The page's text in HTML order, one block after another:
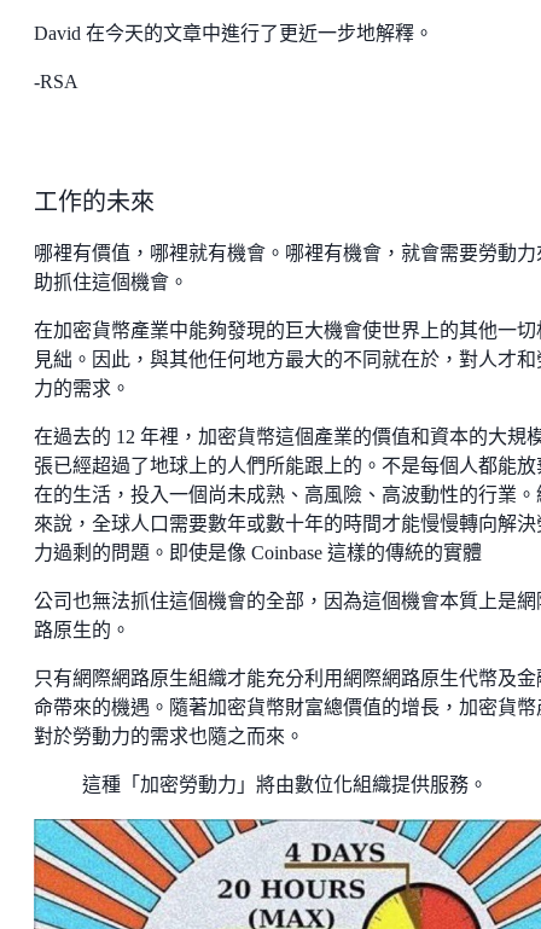
David 在今天的文章中進行了更近一步地解釋。
-RSA
工作的未來
哪裡有價值，哪裡就有機會。哪裡有機會，就會需要勞動力
助抓住這個機會。
在加密貨幣產業中能夠發現的巨大機會使世界上的其他一切
見絀。因此，與其他任何地方最大的不同就在於，對人才和
力的需求。
在過去的 12 年裡，加密貨幣這個產業的價值和資本的大規
張已經超過了地球上的人們所能跟上的。不是每個人都能放
在的生活，投入一個尚未成熟、高風險、高波動性的行業。
來說，全球人口需要數年或數十年的時間才能慢慢轉向解決
力過剩的問題。即使是像 Coinbase 這樣的傳統的實體
公司也無法抓住這個機會的全部，因為這個機會本質上是網
路原生的。
只有網際網路原生組織才能充分利用網際網路原生代幣及金
命帶來的機遇。隨著加密貨幣財富總價值的增長，加密貨幣
對於勞動力的需求也隨之而來。
這種「加密勞動力」將由數位化組織提供服務。